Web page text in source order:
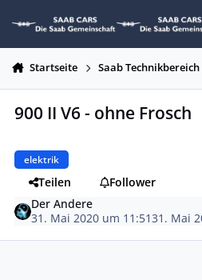
Startseite Saab Technikbereich
900 II V6 - ohne Frosch
elektrik
Teilen
Follower
Der Andere
31. Mai 2020 um 11:5131. Mai